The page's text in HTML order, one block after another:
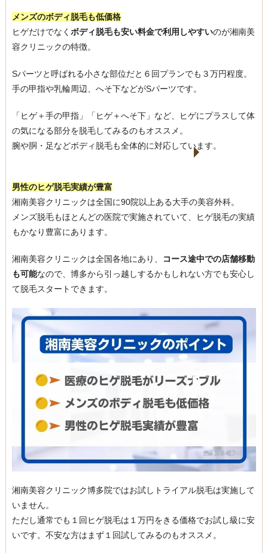
メンズのボディ脱毛も低価格
ヒゲだけでなく ボディ脱毛も安い料金で利用しやすいのが湘南美
容クリニックの特徴。
Sパーツと呼ばれる小さな部位だと６回プランでも３万円程度。
手の甲指や乳輪周辺、へそ下などがSパーツです。
「ヒゲ＋手の甲指」「ヒゲ＋へそ下」など、ヒゲにプラスして体
の気になる部分を脱毛してみるのもオススメ。
腕や胴・足などボディ脱毛も全体的に対応しています。
男性のヒゲ脱毛実績が豊富
湘南美容クリニックは全国に90院以上ある大手の美容外科。
メンズ脱毛もほとんどの医院で実施されていて、ヒゲ脱毛の実績
もかなり豊富にあります。
湘南美容クリニックは全国各地にあり、
コース途中での店舗移動
も可能なので、博多から引っ越しするかもしれない方でも安心し
て脱毛スタートできます。
湘南美容クリニック博多院ではお試しトライアル脱毛は実施して
いません。
ただし通常でも１回ヒゲ脱毛は１万円をきる価格でお試し級に安
いです。不安な方はまず１回試してみるのもオススメ。